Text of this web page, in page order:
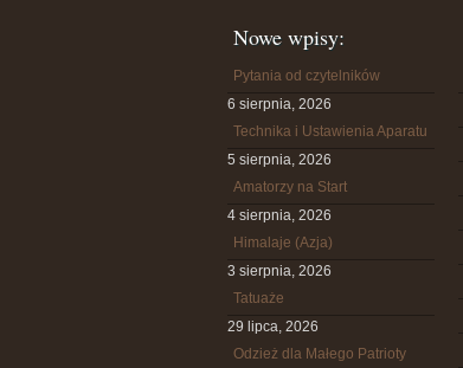
Nowe wpisy:
Pytania od czytelników
6 sierpnia, 2026
Technika i Ustawienia Aparatu
5 sierpnia, 2026
Amatorzy na Start
4 sierpnia, 2026
Himalaje (Azja)
3 sierpnia, 2026
Tatuaże
29 lipca, 2026
Odzież dla Małego Patrioty